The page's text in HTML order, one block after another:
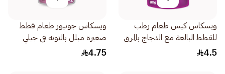
ويسكاس كيس طعام رطب
للقطط البالغة مع الدجاج بالمرق
لعمر السنة وما فوق 80جرام
4.5
ويسكاس جونيور طعام قطط
صغيرة مبلل بالتونة في جيلي
كيس 80جرام
4.75